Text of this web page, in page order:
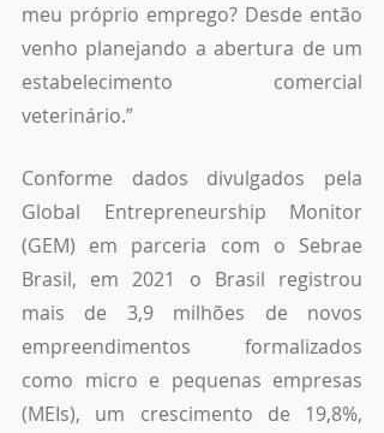
meu próprio emprego? Desde então
venho planejando a abertura de um
estabelecimento comercial
veterinário.”
Conforme dados divulgados pela
Global Entrepreneurship Monitor
(GEM) em parceria com o Sebrae
Brasil, em 2021 o Brasil registrou
mais de 3,9 milhões de novos
empreendimentos formalizados
como micro e pequenas empresas
(MEIs), um crescimento de 19,8%,